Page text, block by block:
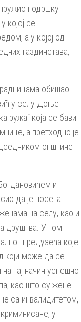
подршку
којој се
а у којој од
газдинстава,
обишао
у селу Доње
ружа“ која се бави
а претходно је
општине
и
да је посета
на селу, као и
друштва. У том
предузећа које
који може да се
тај начин успешно
као што су жене
са инвалидитетом,
у